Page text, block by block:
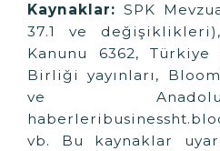
Kaynaklar: SPK
37.1 ve değişiklikleri),
Kanunu 6362, Türkiye
Birliği yayınları,
ve
haberleri
vb. Bu kaynaklar